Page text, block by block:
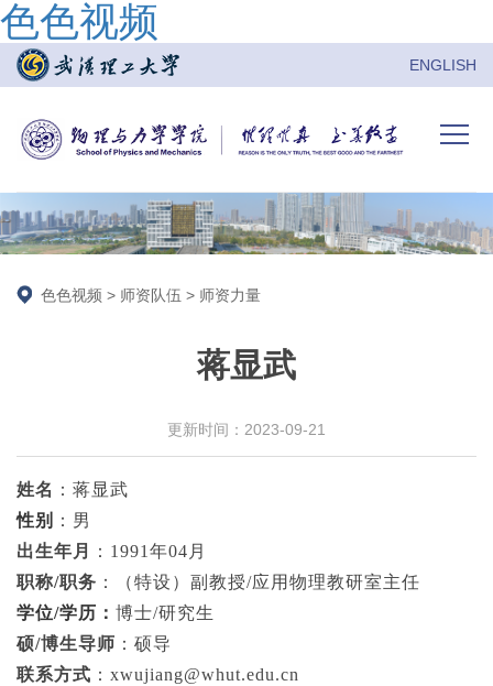
色色视频
ENGLISH
色色视频 > 师资队伍 > 师资力量
蒋显武
更新时间：2023-09-21
姓名 ：蒋显武
性别
：男
出生年月
： 1991 年04 月
职称/职务 ：（特设）副教授/应用物理教研室主任
学位/学历： 博士/研究生
硕/博生导师 ：硕导
联系方式 ： xwujiang@whut.edu.cn